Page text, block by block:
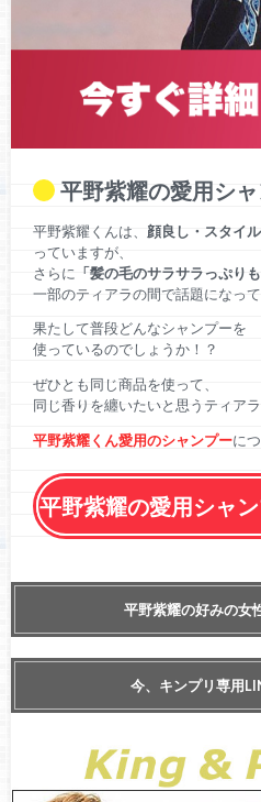
平野紫耀の愛用シ
平野紫耀くんは、 顔良し・スタイ
っていますが、
さらに 「髪の毛のサラサラっぷり
一部のティアラの間で話題になって
果たして普段どんなシャンプーを
使っているのでしょうか！？
ぜひとも同じ商品を使って、
同じ香りを纏いたいと思うティア
平野紫耀くん愛用のシャンプーに
平野紫耀の愛用シャ
平野紫耀の好みの女
今、キンプリ専用